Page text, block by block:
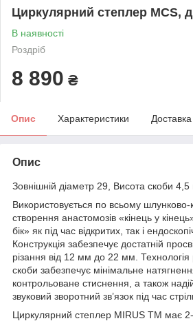
Циркулярний степлер MCS,
В наявності
Роздріб
8 890 ₴
Опис Характеристики Доставка
Опис
Зовнішній діаметр 29, Висота скоби 4,5
Використовується по всьому
створення анастомозів «кінець у
бік» як під час відкритих, так і
Конструкція забезпечує достатній
різання від 12 мм до 22 мм.
скоби забезпечує мінімальне
контрольоване стиснення, а також
звуковий зворотний зв’язок під час
Циркулярний степлер MIRUS TM має